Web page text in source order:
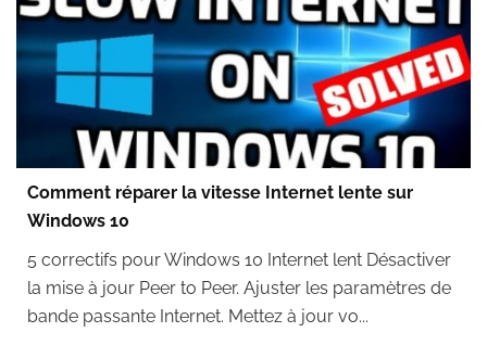
Comment réparer la vitesse Internet lente sur
Windows 10
5 correctifs pour Windows 10 Internet lent Désactiver
la mise à jour Peer to Peer. Ajuster les paramètres de
bande passante Internet. Mettez à jour vo...